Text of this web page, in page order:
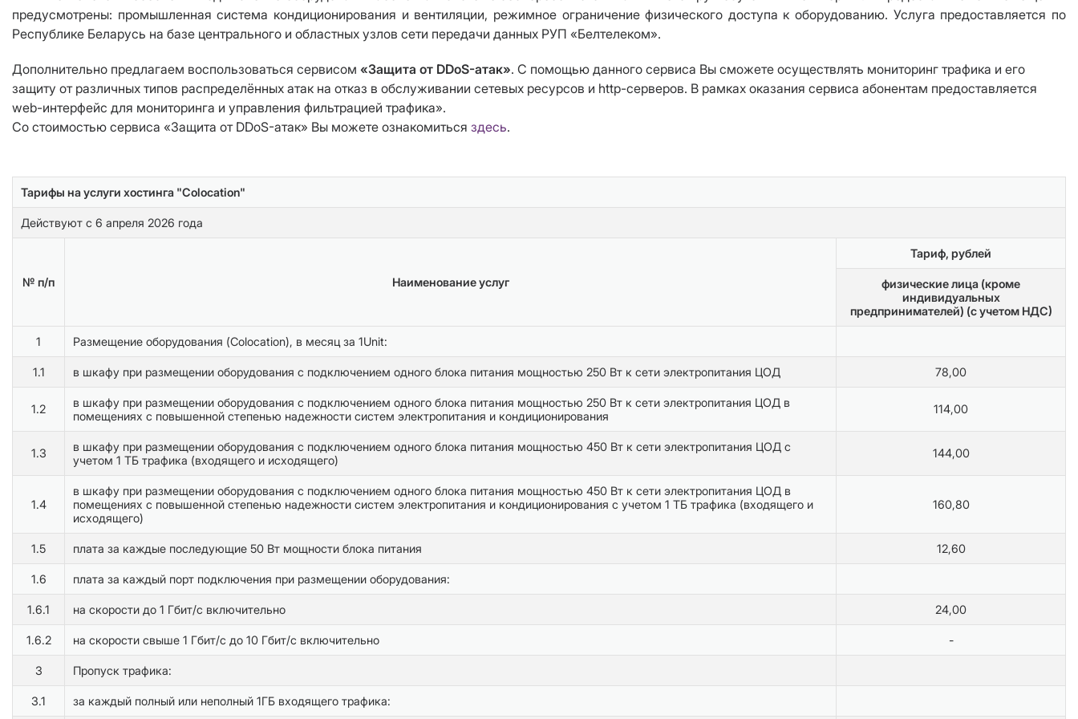
предусмотрены: промышленная система кондиционирования и вентиляции, режимное ограничение физического доступа к оборудованию. Услуга предоставляется по
Республике Беларусь на базе центрального и областных узлов сети передачи данных РУП «Белтелеком».
Дополнительно предлагаем воспользоваться сервисом «Защита от DDoS-атак». С помощью данного сервиса Вы сможете осуществлять мониторинг трафика и его
защиту от различных типов распределённых атак на отказ в обслуживании сетевых ресурсов и http-серверов. В рамках оказания сервиса абонентам предоставляется
web-интерфейс для мониторинга и управления фильтрацией трафика».
Со стоимостью сервиса «Защита от DDoS-атак» Вы можете ознакомиться здесь.
Тарифы на услуги хостинга "Colocation"
Действуют с 6 апреля 2026 года
№ п/п Наименование услуг
Тариф, рублей
физические лица (кроме
индивидуальных
предпринимателей) (с учетом НДС)
1 Размещение оборудования (Colocation), в месяц за 1Unit:
1.1 в шкафу при размещении оборудования с подключением одного блока питания мощностью 250 Вт к сети электропитания ЦОД 78,00
1.2
в шкафу при размещении оборудования с подключением одного блока питания мощностью 250 Вт к сети электропитания ЦОД в
помещениях с повышенной степенью надежности систем электропитания и кондиционирования
114,00
1.3
в шкафу при размещении оборудования с подключением одного блока питания мощностью 450 Вт к сети электропитания ЦОД с
учетом 1 ТБ трафика (входящего и исходящего)
144,00
1.4
в шкафу при размещении оборудования с подключением одного блока питания мощностью 450 Вт к сети электропитания ЦОД в
помещениях с повышенной степенью надежности систем электропитания и кондиционирования с учетом 1 ТБ трафика (входящего и
исходящего)
160,80
1.5 плата за каждые последующие 50 Вт мощности блока питания 12,60
1.6 плата за каждый порт подключения при размещении оборудования:
1.6.1 на скорости до 1 Гбит/с включительно 24,00
1.6.2 на скорости свыше 1 Гбит/с до 10 Гбит/с включительно -
3 Пропуск трафика:
3.1 за каждый полный или неполный 1ГБ входящего трафика: